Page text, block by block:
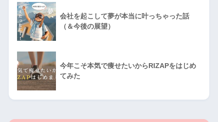
会社を起こして夢が本当に叶っちゃった話
（＆今後の展望）
今年こそ本気で痩せたいからRIZAPをはじめ
てみた